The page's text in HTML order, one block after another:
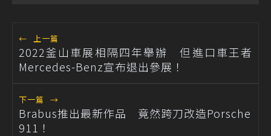
← 上一篇
2022釜山車展相隔四年舉辦 但進口車王者
Mercedes-Benz宣布退出參展！
下一篇 →
Brabus推出最新作品 竟然跨刀改造Porsche
911！